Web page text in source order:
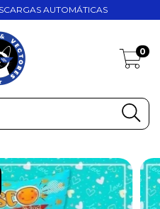
AUTOMÁTICAS
0